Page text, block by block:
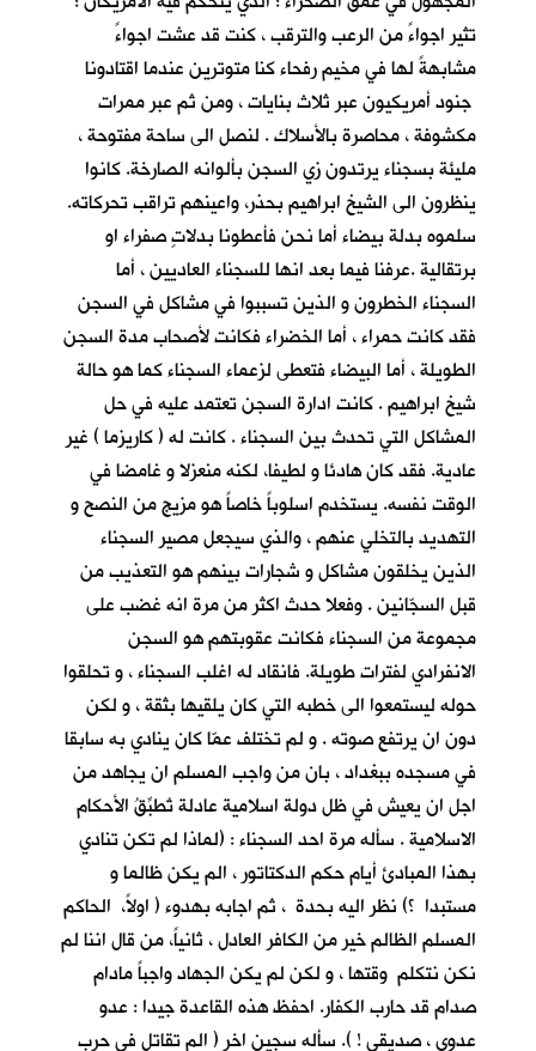
تثير اجواءً من الرعب والترقب ، كنت قد عشت اجواءً
مشابهةً لها في مخيم رفحاء كنا متوترين عندما اقتادونا
جنود أمريكيون عبر ثلاث بنايات ، ومن ثم عبر ممرات
مكشوفة ، محاصرة بالأسلاك . لنصل الى ساحة مفتوحة ،
مليئة بسجناء يرتدون زي السجن بألوانه الصارخة. كانوا
ينظرون الى الشيخ ابراهيم بحذر، واعينهم تراقب تحركاته.
سلموه بدلة بيضاء أما نحن فأعطونا بدلاتٍ صفراء او
برتقالية .عرفنا فيما بعد انها للسجناء العاديين ، أما
السجناء الخطرون و الذين تسببوا في مشاكل في السجن
فقد كانت حمراء ، أما الخضراء فكانت لأصحاب مدة السجن
الطويلة ، أما البيضاء فتعطى لزعماء السجناء كما هو حالة
شيخ ابراهيم . كانت ادارة السجن تعتمد عليه في حل
المشاكل التي تحدث بين السجناء . كانت له ( كاريزما ) غير
عادية. فقد كان هادئا و لطيفا، لكنه منعزلا و غامضا في
الوقت نفسه. يستخدم اسلوباً خاصاً هو مزيج من النصح و
التهديد بالتخلي عنهم ، والذي سيجعل مصير السجناء
الذين يخلقون مشاكل و شجارات بينهم هو التعذيب من
قبل السجّانين . وفعلا حدث اكثر من مرة انه غضب على
مجموعة من السجناء فكانت عقوبتهم هو السجن
الانفرادي لفترات طويلة. فانقاد له اغلب السجناء ، و تحلقوا
حوله ليستمعوا الى خطبه التي كان يلقيها بثقة ، و لكن
دون ان يرتفع صوته . و لم تختلف عمّا كان ينادي به سابقا
في مسجده ببغداد ، بان من واجب المسلم ان يجاهد من
اجل ان يعيش في ظل دولة اسلامية عادلة تُطبِّقُ الأحكام
الاسلامية . سأله مرة احد السجناء : (لماذا لم تكن تنادي
بهذا المبادئ أيام حكم الدكتاتور ، الم يكن ظالما و
مستبدا ؟) نظر اليه بحدة ، ثم اجابه بهدوء ( اولاً، الحاكم
المسلم الظالم خير من الكافر العادل ، ثانياً، من قال اننا لم
نكن نتكلم وقتها ، و لكن لم يكن الجهاد واجباً مادام
صدام قد حارب الكفار. احفظ هذه القاعدة جيدا : عدو
عدوي ، صديقي ! ). سأله سجين اخر ( الم تقاتل في حرب